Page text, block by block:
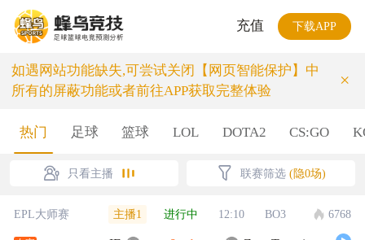
充值 下载APP
如遇网站功能缺失,可尝试关闭【网页智能保护】中
所有的屏蔽功能或者前往APP获取完整体验
×
热门 足球 篮球 LOL DOTA2 CS:GO
只看主播 联赛筛选 (隐0场)
EPL大师赛 主播1 进行中 12:10 BO3 6768